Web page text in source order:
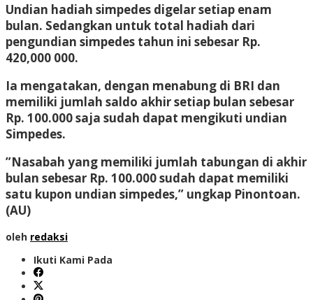
Undian hadiah simpedes digelar setiap enam
bulan. Sedangkan untuk total hadiah dari
pengundian simpedes tahun ini sebesar Rp.
420,000 000.
Ia mengatakan, dengan menabung di BRI dan
memiliki jumlah saldo akhir setiap bulan sebesar
Rp. 100.000 saja sudah dapat mengikuti undian
Simpedes.
”Nasabah yang memiliki jumlah tabungan di akhir
bulan sebesar Rp. 100.000 sudah dapat memiliki
satu kupon undian simpedes,” ungkap Pinontoan.
(AU)
oleh redaksi
Ikuti Kami Pada